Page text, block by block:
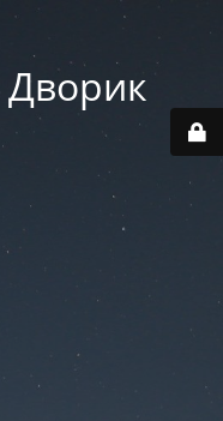
Дворик